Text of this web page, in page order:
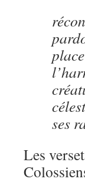
ses
Les